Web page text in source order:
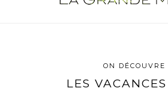
ON DÉCOUVRE
LES